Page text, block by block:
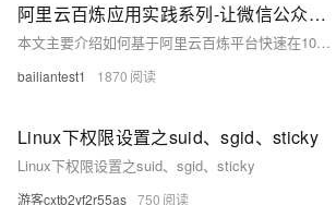
阿里云百炼应用实践系列-让微信公众号成为智能客服
本文主要介绍如何基于阿里云百炼平台快速在10分钟让您的微信公众号（订阅号）变成 AI 智能客服。我们基于阿里云百炼平台的能力，以官方帮助文档为参考，让您的微信公众号（订阅号）成 为AI 智能客服，以便全天候（7x24）回应客户咨询，提升用户体验，介绍了相关技术方案和主要代码，供开发者参考。
bailiantest1 1870
Linux下权限设置之suid、sgid、sticky
Linux下权限设置之suid、sgid、sticky
游客cxtb2yf2r55as 750